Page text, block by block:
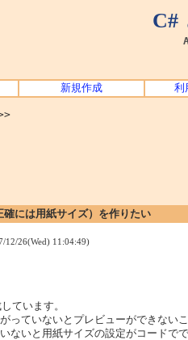
C#
新規作成 利
確には用紙サイズ）を作りたい
12/26(Wed) 11:04:49)
ています。
っていないとプレビューができないこ
ないと用紙サイズの設定がコードでで